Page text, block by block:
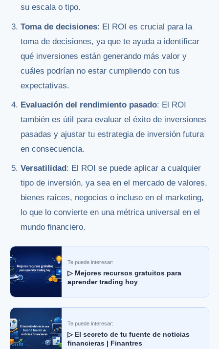
su escala o tipo.
Toma de decisiones: El ROI es crucial para la
toma de decisiones, ya que te ayuda a identificar
qué inversiones están generando más valor y
cuáles podrían no estar cumpliendo con tus
expectativas.
Evaluación del rendimiento pasado: El ROI
también es útil para evaluar el éxito de inversiones
pasadas y ajustar tu estrategia de inversión futura
en consecuencia.
Versatilidad : El ROI se puede aplicar a cualquier
tipo de inversión, ya sea en el mercado de valores,
bienes raíces, negocios o incluso en el marketing,
lo que lo convierte en una métrica universal en el
mundo financiero.
Te puede interesar:
▷ Mejores recursos gratuitos para
aprender trading hoy
Te puede interesar:
▷ El secreto de tu fuente de noticias
financieras | Finantres